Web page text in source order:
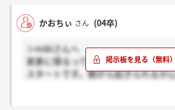
その中の1社から内定を頂くことがで
_&lt;)かおちぃ さん (04卒)
＞mikiさんへ
実家に帰るってことですよね！？私
スタートです。朝から起きられるか心